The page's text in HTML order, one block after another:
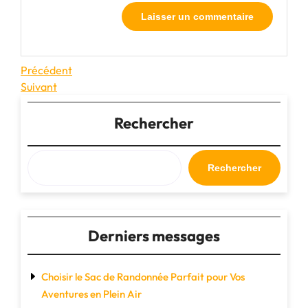
Navigation
de
Article
précédent
Précédent
Article
suivant
Suivant
Rechercher
Rechercher
Derniers messages
Choisir le Sac de Randonnée Parfait pour Vos
Aventures en Plein Air